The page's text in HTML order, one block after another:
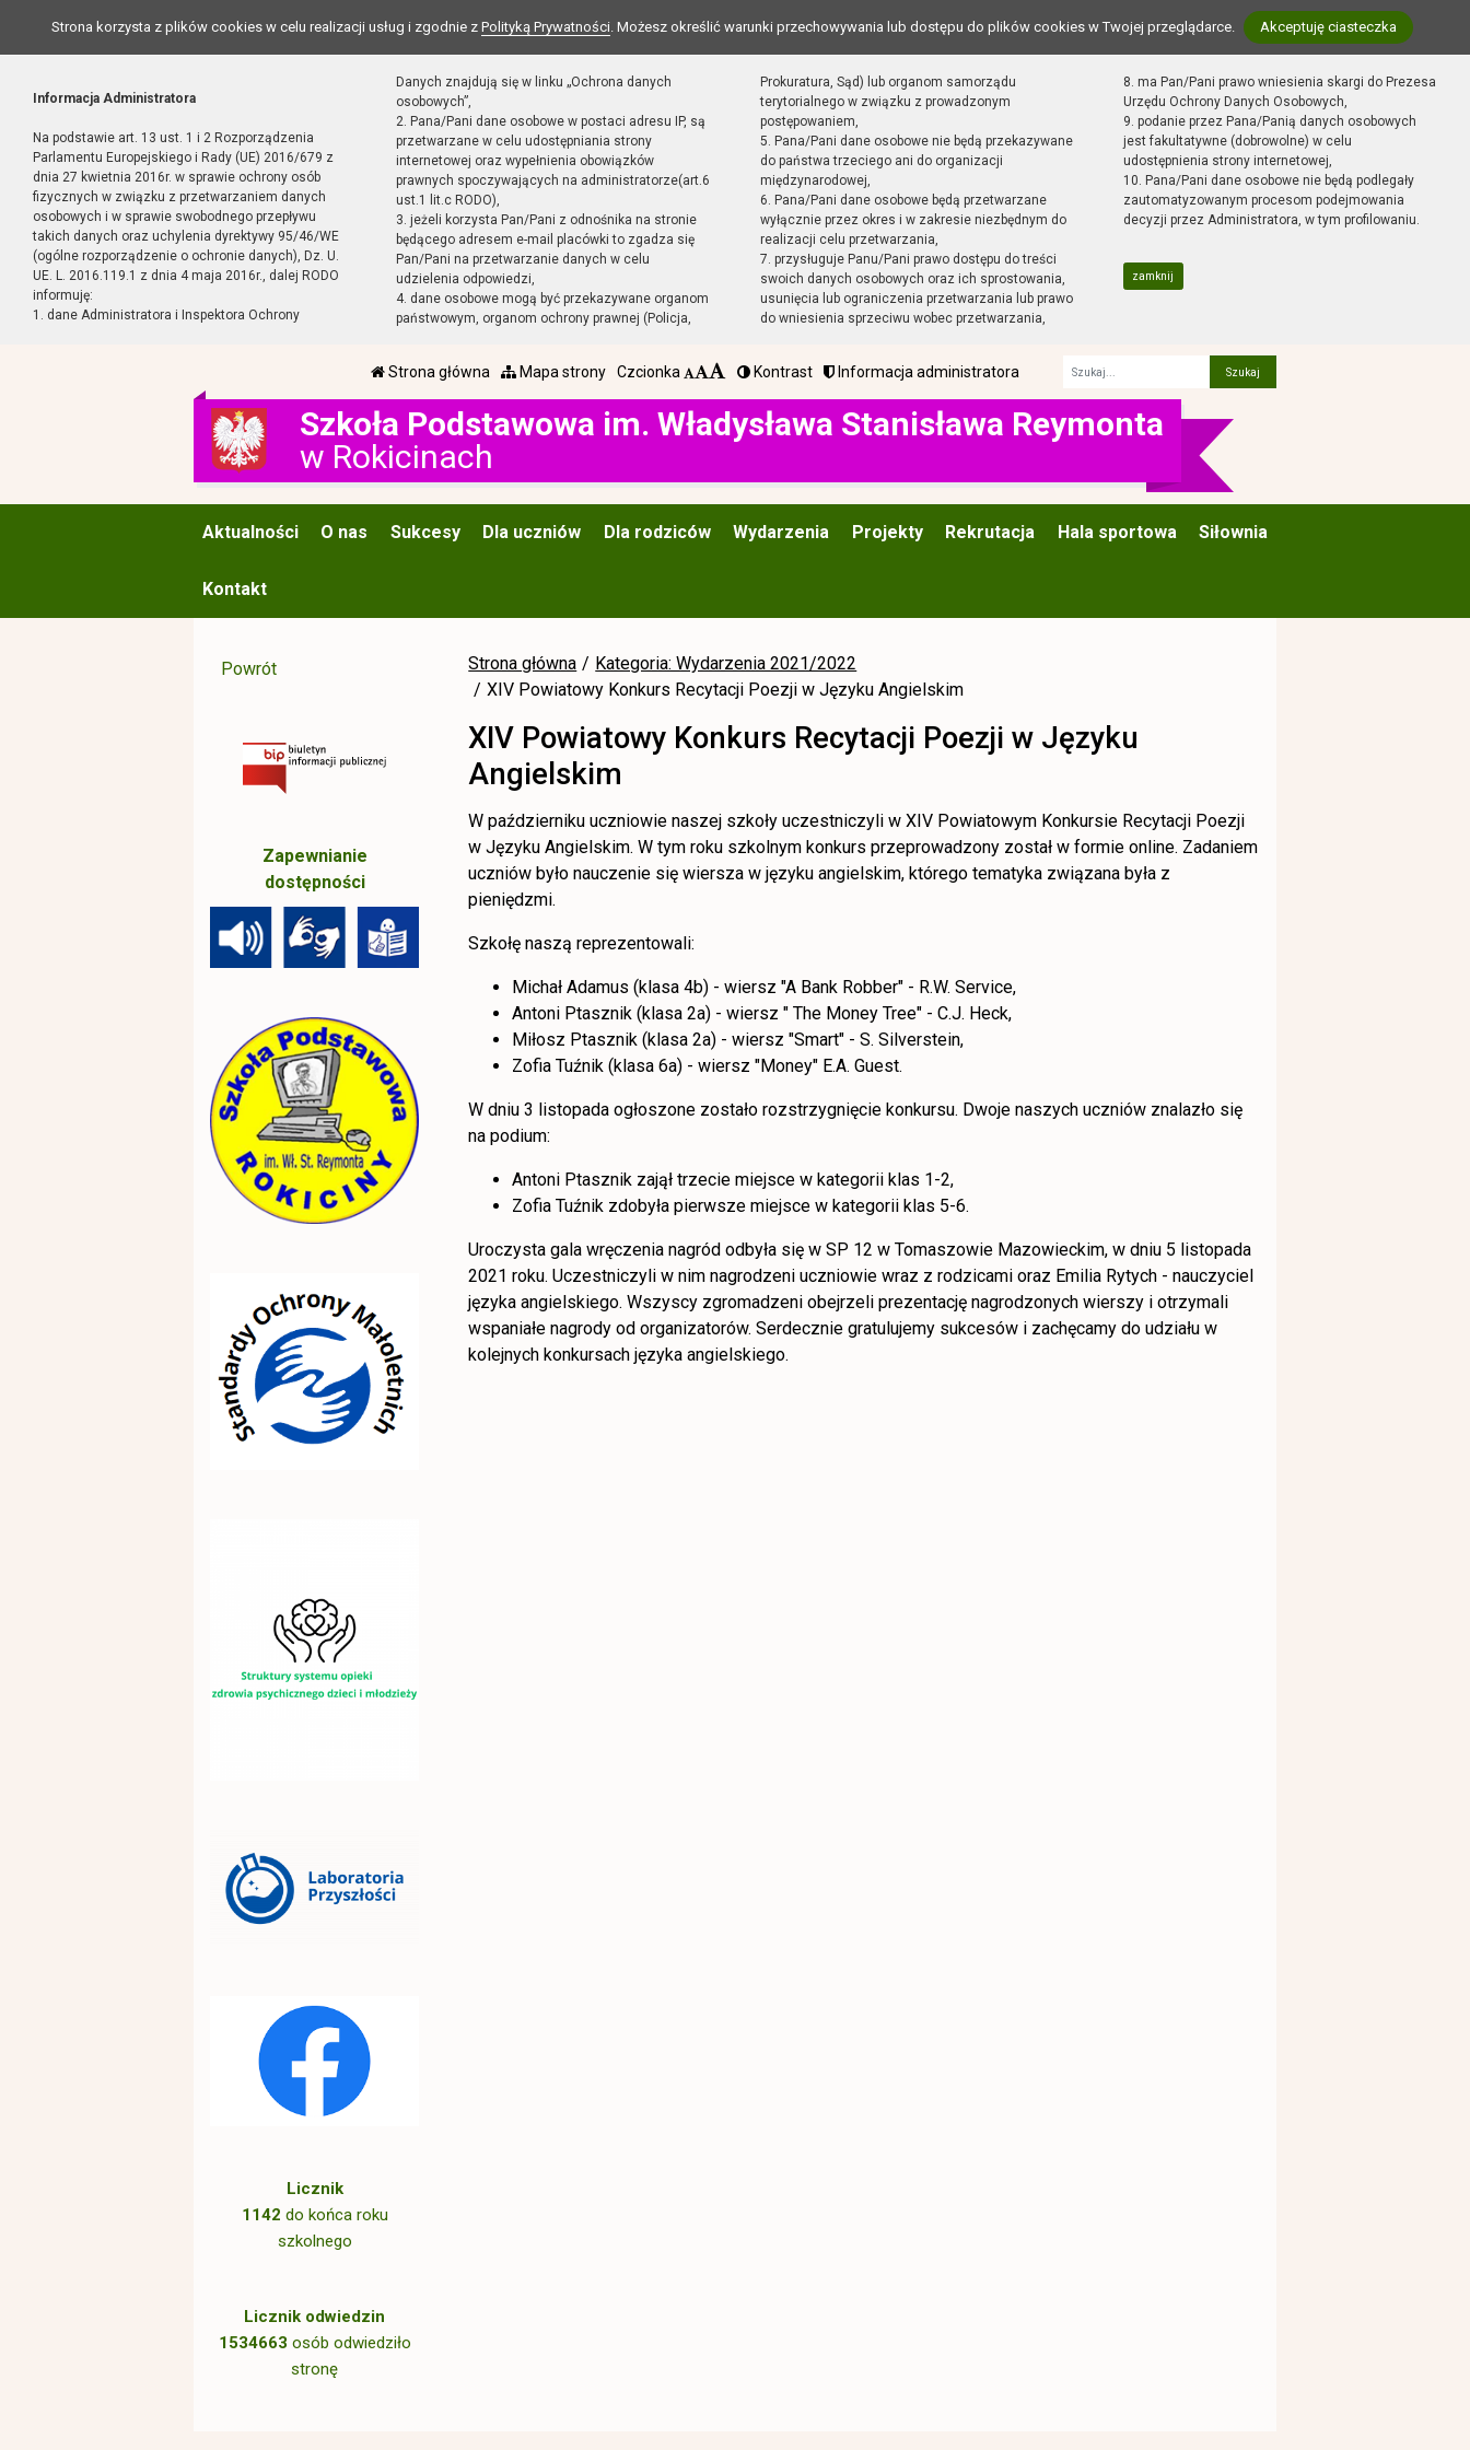
Strona korzysta z plików cookies w celu realizacji usług i zgodnie z Polityką Prywatności. Możesz określić warunki przechowywania lub dostępu do plików cookies w Twojej przeglądarce. Akceptuję ciasteczka
Informacja Administratora
Na podstawie art. 13 ust. 1 i 2 Rozporządzenia
Parlamentu Europejskiego i Rady (UE) 2016/679 z
dnia 27 kwietnia 2016r. w sprawie ochrony osób
fizycznych w związku z przetwarzaniem danych
osobowych i w sprawie swobodnego przepływu
takich danych oraz uchylenia dyrektywy 95/46/WE
(ogólne rozporządzenie o ochronie danych), Dz. U.
UE. L. 2016.119.1 z dnia 4 maja 2016r., dalej RODO
informuję:
1. dane Administratora i Inspektora Ochrony
Danych znajdują się w linku „Ochrona danych
osobowych”,
2. Pana/Pani dane osobowe w postaci adresu IP, są
przetwarzane w celu udostępniania strony
internetowej oraz wypełnienia obowiązków
prawnych spoczywających na administratorze(art.6
ust.1 lit.c RODO),
3. jeżeli korzysta Pan/Pani z odnośnika na stronie
będącego adresem e-mail placówki to zgadza się
Pan/Pani na przetwarzanie danych w celu
udzielenia odpowiedzi,
4. dane osobowe mogą być przekazywane organom
państwowym, organom ochrony prawnej (Policja,
Prokuratura, Sąd) lub organom samorządu
terytorialnego w związku z prowadzonym
postępowaniem,
5. Pana/Pani dane osobowe nie będą przekazywane
do państwa trzeciego ani do organizacji
międzynarodowej,
6. Pana/Pani dane osobowe będą przetwarzane
wyłącznie przez okres i w zakresie niezbędnym do
realizacji celu przetwarzania,
7. przysługuje Panu/Pani prawo dostępu do treści
swoich danych osobowych oraz ich sprostowania,
usunięcia lub ograniczenia przetwarzania lub prawo
do wniesienia sprzeciwu wobec przetwarzania,
8. ma Pan/Pani prawo wniesienia skargi do Prezesa
Urzędu Ochrony Danych Osobowych,
9. podanie przez Pana/Panią danych osobowych
jest fakultatywne (dobrowolne) w celu
udostępnienia strony internetowej,
10. Pana/Pani dane osobowe nie będą podlegały
zautomatyzowanym procesom podejmowania
decyzji przez Administratora, w tym profilowaniu.
zamknij
Strona główna Mapa strony Czcionka Kontrast Informacja administratora
Szkoła Podstawowa im. Władysława Stanisława Reymonta
w Rokicinach
Aktualności O nas Sukcesy Dla uczniów Dla rodziców Wydarzenia Projekty Rekrutacja Hala sportowa Siłownia
Kontakt
Strona główna
Kategoria: Wydarzenia 2021/2022
XIV Powiatowy Konkurs Recytacji Poezji w Języku Angielskim
XIV Powiatowy Konkurs Recytacji Poezji w Języku
Angielskim
W październiku uczniowie naszej szkoły uczestniczyli w XIV Powiatowym Konkursie Recytacji Poezji
w Języku Angielskim. W tym roku szkolnym konkurs przeprowadzony został w formie online. Zadaniem
uczniów było nauczenie się wiersza w języku angielskim, którego tematyka związana była z
pieniędzmi.
Szkołę naszą reprezentowali:
Michał Adamus (klasa 4b) - wiersz "A Bank Robber" - R.W. Service,
Antoni Ptasznik (klasa 2a) - wiersz " The Money Tree" - C.J. Heck,
Miłosz Ptasznik (klasa 2a) - wiersz "Smart" - S. Silverstein,
Zofia Tuźnik (klasa 6a) - wiersz "Money" E.A. Guest.
W dniu 3 listopada ogłoszone zostało rozstrzygnięcie konkursu. Dwoje naszych uczniów znalazło się
na podium:
Antoni Ptasznik zajął trzecie miejsce w kategorii klas 1-2,
Zofia Tuźnik zdobyła pierwsze miejsce w kategorii klas 5-6.
Uroczysta gala wręczenia nagród odbyła się w SP 12 w Tomaszowie Mazowieckim, w dniu 5 listopada
2021 roku. Uczestniczyli w nim nagrodzeni uczniowie wraz z rodzicami oraz Emilia Rytych - nauczyciel
języka angielskiego. Wszyscy zgromadzeni obejrzeli prezentację nagrodzonych wierszy i otrzymali
wspaniałe nagrody od organizatorów. Serdecznie gratulujemy sukcesów i zachęcamy do udziału w
kolejnych konkursach języka angielskiego.
Powrót
Zapewnianie
dostępności
Licznik
1142 do końca roku
szkolnego
Licznik odwiedzin
1534663 osób odwiedziło
stronę